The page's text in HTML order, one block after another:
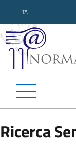
ITA
Ricerca